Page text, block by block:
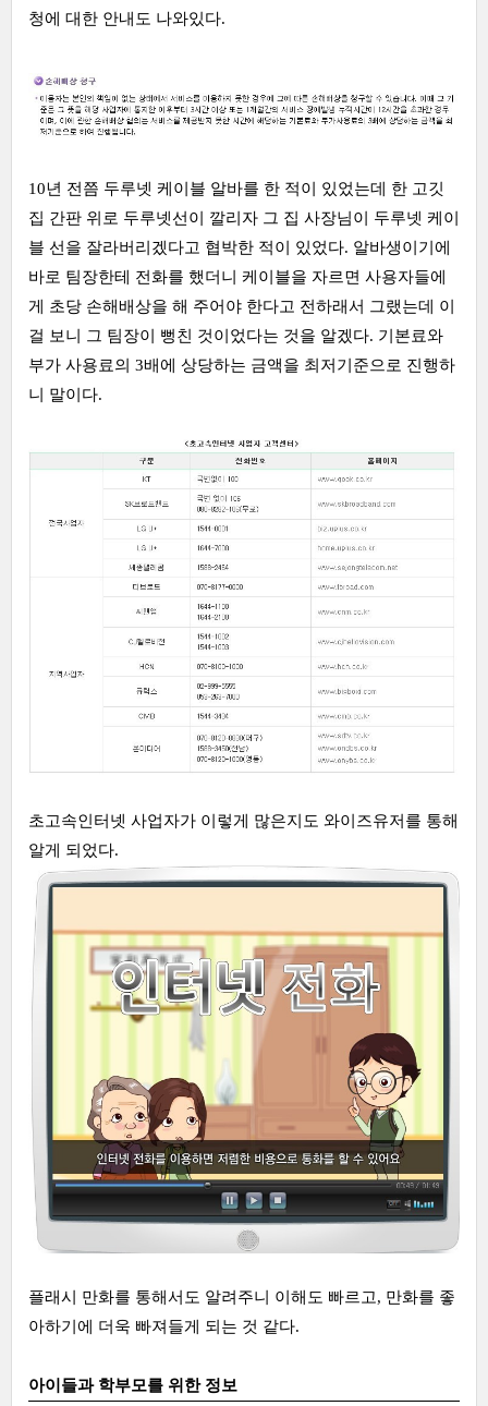
청에 대한 안내도 나와있다.
10년 전쯤 두루넷 케이블 알바를 한 적이 있었는데 한 고깃
집 간판 위로 두루넷선이 깔리자 그 집 사장님이 두루넷 케이
블 선을 잘라버리겠다고 협박한 적이 있었다. 알바생이기에
바로 팀장한테 전화를 했더니 케이블을 자르면 사용자들에
게 초당 손해배상을 해 주어야 한다고 전하래서 그랬는데 이
걸 보니 그 팀장이 뻥친 것이었다는 것을 알겠다. 기본료와
부가 사용료의 3배에 상당하는 금액을 최저기준으로 진행하
니 말이다.
초고속인터넷 사업자가 이렇게 많은지도 와이즈유저를 통해
알게 되었다.
플래시 만화를 통해서도 알려주니 이해도 빠르고, 만화를 좋
아하기에 더욱 빠져들게 되는 것 같다.
아이들과 학부모를 위한 정보